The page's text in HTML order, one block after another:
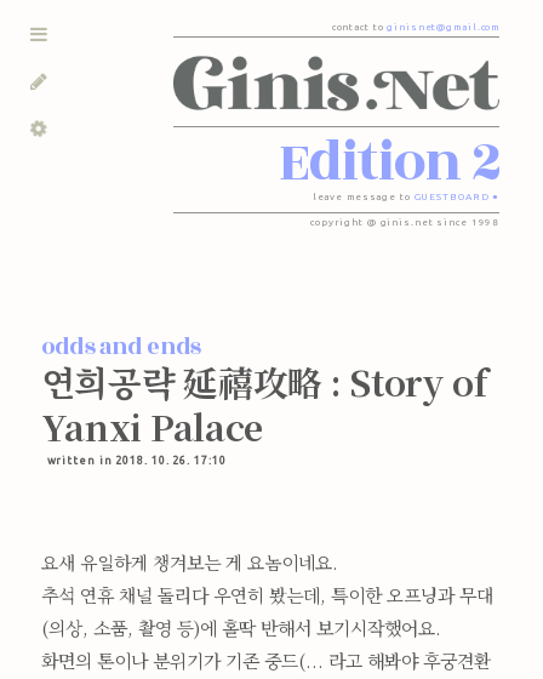
contact toginisnet@gmail.com
Edition 2
leave message to GUESTBOARD ●
copyright @ ginis.net since 1998
odds and ends
연희공략 延禧攻略 : Story of
Yanxi Palace
written in 2018. 10. 26. 17:10
요새 유일하게 챙겨보는 게 요놈이네요.
추석 연휴 채널 돌리다 우연히 봤는데, 특이한 오프닝과 무대
(의상, 소품, 촬영 등)에 홀딱 반해서 보기시작했어요.
화면의 톤이나 분위기가 기존 중드(... 라고 해봐야 후궁견환